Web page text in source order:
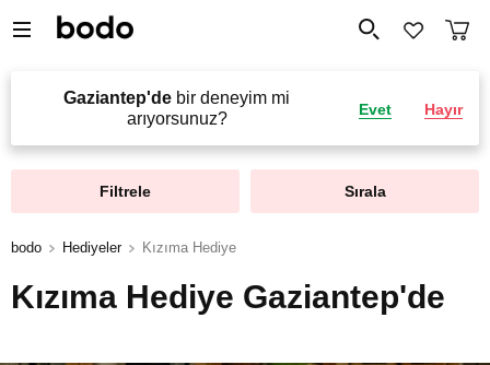
Gaziantep'de bir deneyim mi
arıyorsunuz?
Evet Hayır
Filtrele Sırala
bodo Hediyeler Kızıma Hediye
Kızıma Hediye Gaziantep'de